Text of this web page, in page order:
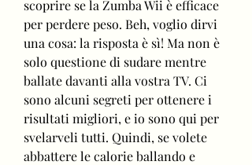
scoprire se la Zumba Wii è efficace
per perdere peso. Beh, voglio dirvi
una cosa: la risposta è sì! Ma non è
solo questione di sudare mentre
ballate davanti alla vostra TV. Ci
sono alcuni segreti per ottenere i
risultati migliori, e io sono qui per
svelarveli tutti. Quindi, se volete
abbattere le calorie ballando e